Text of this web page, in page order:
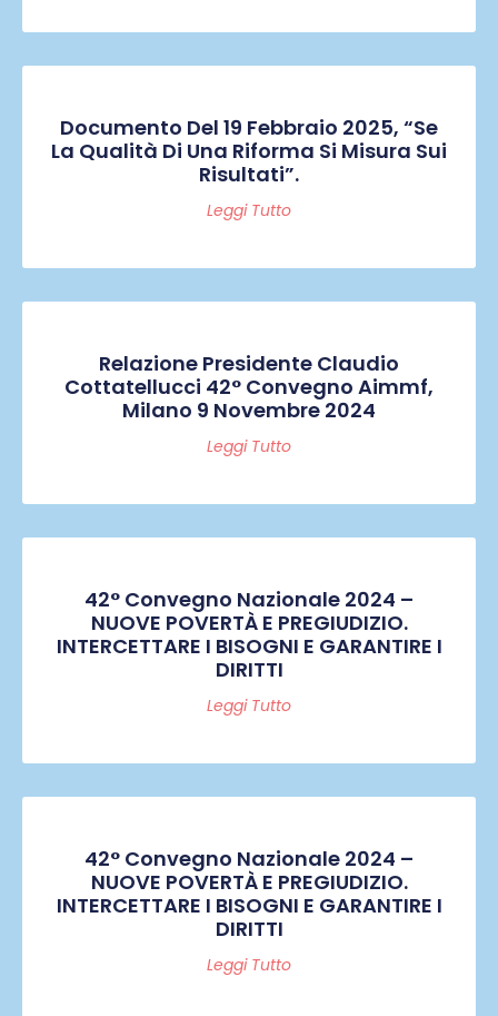
Documento Del 19 Febbraio 2025, “Se
La Qualità Di Una Riforma Si Misura Sui
Risultati”.
Leggi Tutto
Relazione Presidente Claudio
Cottatellucci 42° Convegno Aimmf,
Milano 9 Novembre 2024
Leggi Tutto
42° Convegno Nazionale 2024 –
NUOVE POVERTÀ E PREGIUDIZIO.
INTERCETTARE I BISOGNI E GARANTIRE I
DIRITTI
Leggi Tutto
42° Convegno Nazionale 2024 –
NUOVE POVERTÀ E PREGIUDIZIO.
INTERCETTARE I BISOGNI E GARANTIRE I
DIRITTI
Leggi Tutto